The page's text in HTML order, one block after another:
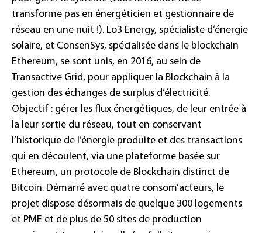
transforme pas en énergéticien et gestionnaire de
réseau en une nuit !). Lo3 Energy, spécialiste d’énergie
solaire, et ConsenSys, spécialisée dans le blockchain
Ethereum, se sont unis, en 2016, au sein de
Transactive Grid, pour appliquer la Blockchain à la
gestion des échanges de surplus d’électricité.
Objectif : gérer les flux énergétiques, de leur entrée à
la leur sortie du réseau, tout en conservant
l’historique de l’énergie produite et des transactions
qui en découlent, via une plateforme basée sur
Ethereum, un protocole de Blockchain distinct de
Bitcoin. Démarré avec quatre consom’acteurs, le
projet dispose désormais de quelque 300 logements
et PME et de plus de 50 sites de production